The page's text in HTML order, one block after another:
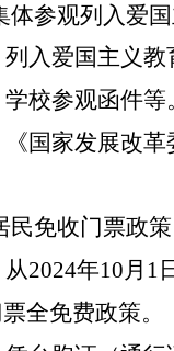
体参观列入爱
入爱国主义
校参观函件等
国家发展改
民免收门票政策
从2024年10月
全免费政策。